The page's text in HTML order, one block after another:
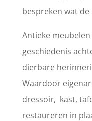
bespreken wat
Antieke
geschiedenis
dierbare
Waardoor
dressoir, kast,
restaureren in